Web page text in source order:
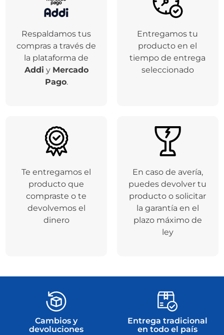
Respaldamos tus
compras a través de
la plataforma de
Addi y Mercado
Pago.
Entregamos tu
producto en el
tiempo de entrega
seleccionado
Te entregamos el
producto que
compraste o te
devolvemos el
dinero
En caso de avería,
puedes devolver tu
producto o solicitar
la garantía en el
plazo máximo de
ley
Cambios y
devoluciones
Entrega tradicional
en todo el país